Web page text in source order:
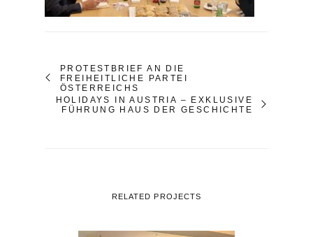
PROTESTBRIEF AN DIE
FREIHEITLICHE PARTEI
ÖSTERREICHS
HOLIDAYS IN AUSTRIA – EXKLUSIVE
FÜHRUNG HAUS DER GESCHICHTE
RELATED PROJECTS